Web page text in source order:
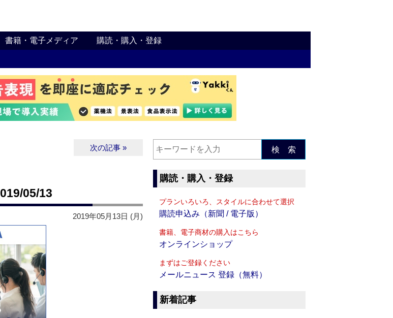
書籍・電子メディア 購読・購入・登録
次の記事 »
05/13
2019年05月13日 (月)
検 索
購読・購入・登録
プランいろいろ、スタイルに合わせて選択
購読申込み（新聞 / 電子版）
書籍、電子商材の購入はこちら
オンラインショップ
まずはご登録ください
メールニュース 登録（無料）
新着記事